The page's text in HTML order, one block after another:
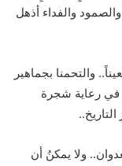
والفداء أذهل
والتحمنا بجماهير
في رعاية شجرة
ولا يمكنُ أن